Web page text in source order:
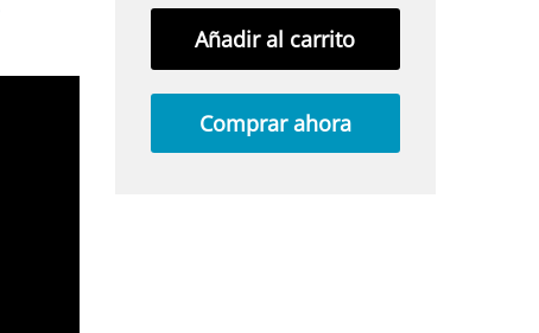
Añadir al carrito
Comprar ahora